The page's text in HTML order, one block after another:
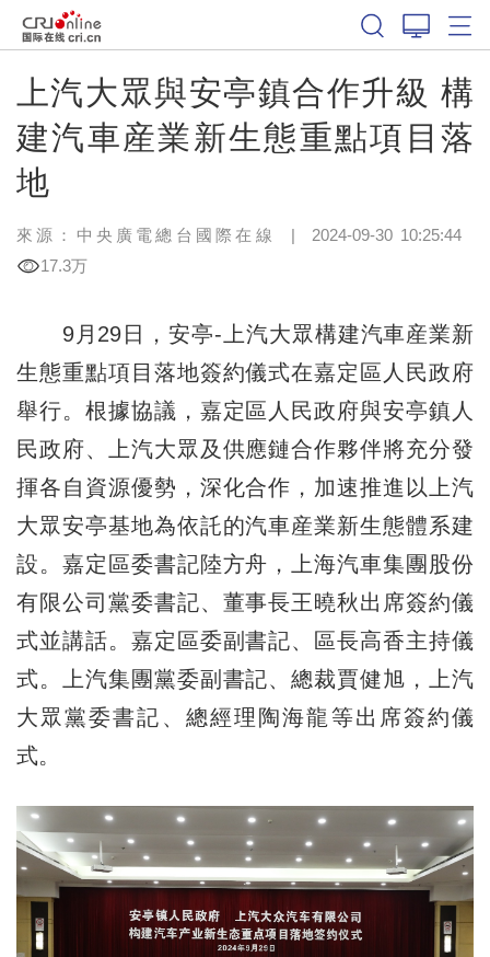
上汽大眾與安亭鎮合作升級 構
建汽車産業新生態重點項目落
地
來源： 中央廣電總台國際在線 | 2024-09-30 10:25:44
17.3万
9月29日，安亭-上汽大眾構建汽車産業新
生態重點項目落地簽約儀式在嘉定區人民政府
舉行。根據協議，嘉定區人民政府與安亭鎮人
民政府、上汽大眾及供應鏈合作夥伴將充分發
揮各自資源優勢，深化合作，加速推進以上汽
大眾安亭基地為依託的汽車産業新生態體系建
設。嘉定區委書記陸方舟，上海汽車集團股份
有限公司黨委書記、董事長王曉秋出席簽約儀
式並講話。嘉定區委副書記、區長高香主持儀
式。上汽集團黨委副書記、總裁賈健旭，上汽
大眾黨委書記、總經理陶海龍等出席簽約儀
式。